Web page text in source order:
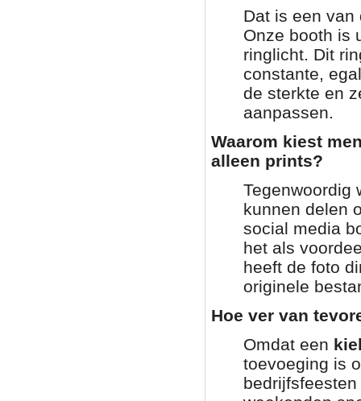
Dat is een
Onze booth is
ringlicht. Dit
constante,
de sterkte en
aanpassen.
Waarom kiest
alleen prints?
Tegenwoordig
kunnen delen
social media
het als
heeft de foto
originele
Hoe ver van
Omdat een
toevoeging is